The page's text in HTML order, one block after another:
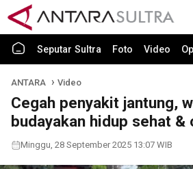
Seputar Sultra Foto Video
ANTARA Video
Cegah penyakit jantung,
budayakan hidup sehat &
Minggu, 28 September 2025 13:07 WIB